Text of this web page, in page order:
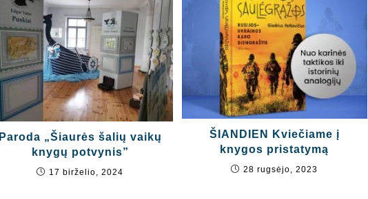
Paroda „Šiaurės šalių vaikų
knygų potvynis”
17 birželio, 2024
ŠIANDIEN Kviečiame į
knygos pristatymą
28 rugsėjo, 2023